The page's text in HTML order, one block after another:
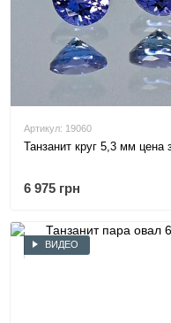
Артикул: 19060
Танзанит круг 5,3 мм цена
6 975 грн
ВИДЕО